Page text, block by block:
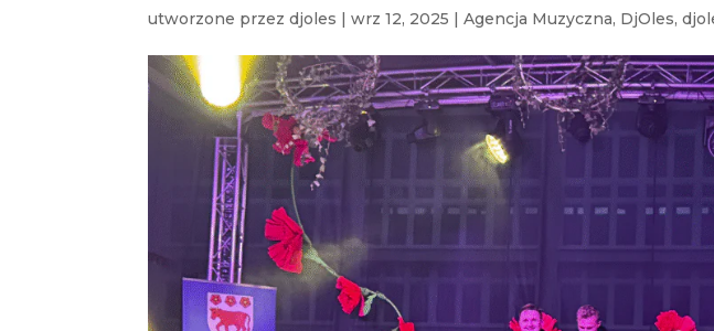
utworzone przezdjoles |wrz 12, 2025 |Agencja Muzyczna, DjOles,